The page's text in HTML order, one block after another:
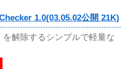
1.0(03.05.02公開 21K)
解除するシンプルで軽量な